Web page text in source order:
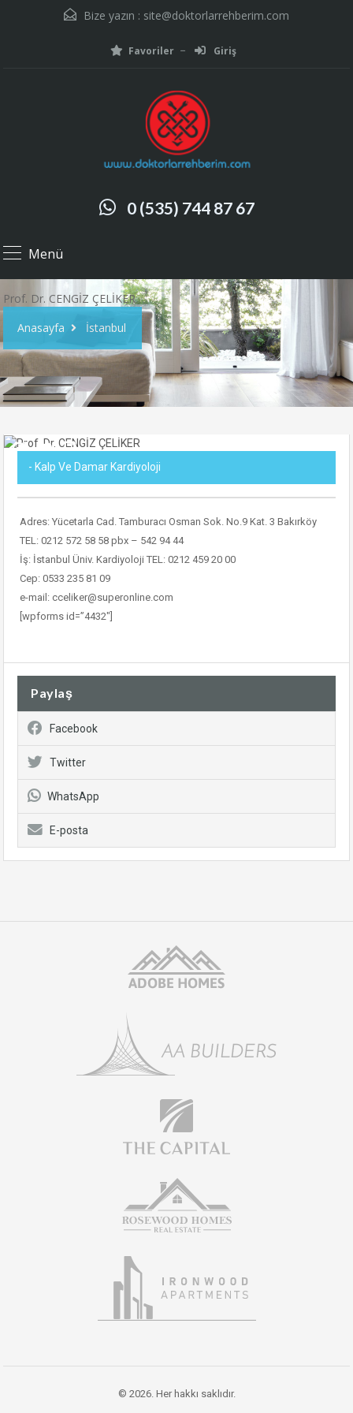
Bize yazın : site@doktorlarrehberim.com
Favoriler Giriş
0 (535) 744 87 67
Menü
Prof. Dr. CENGİZ ÇELİKER
Anasayfa
İstanbul
- Kalp Ve Damar Kardiyoloji
Adres: Yücetarla Cad. Tamburacı Osman Sok. No.9 Kat. 3 Bakırköy
TEL: 0212 572 58 58 pbx – 542 94 44
İş: İstanbul Üniv. Kardiyoloji TEL: 0212 459 20 00
Cep: 0533 235 81 09
e-mail: cceliker@superonline.com
[wpforms id=”4432″]
Paylaş
Facebook
Twitter
WhatsApp
E-posta
© 2026. Her hakkı saklıdır.